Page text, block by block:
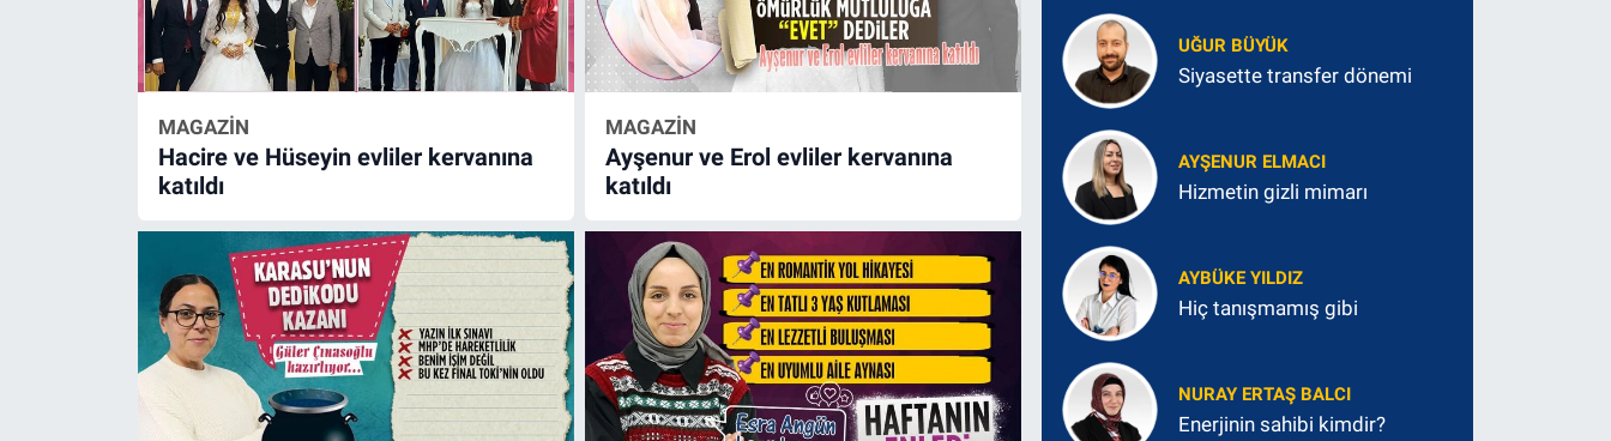
MAGAZİN
Hacire ve Hüseyin evliler kervanına
katıldı
MAGAZİN
Ayşenur ve Erol evliler kervanına
katıldı
UĞUR BÜYÜK
Siyasette transfer dönemi
AYŞENUR ELMACI
Hizmetin gizli mimarı
AYBÜKE YILDIZ
Hiç tanışmamış gibi
NURAY ERTAŞ BALCI
Enerjinin sahibi kimdir?